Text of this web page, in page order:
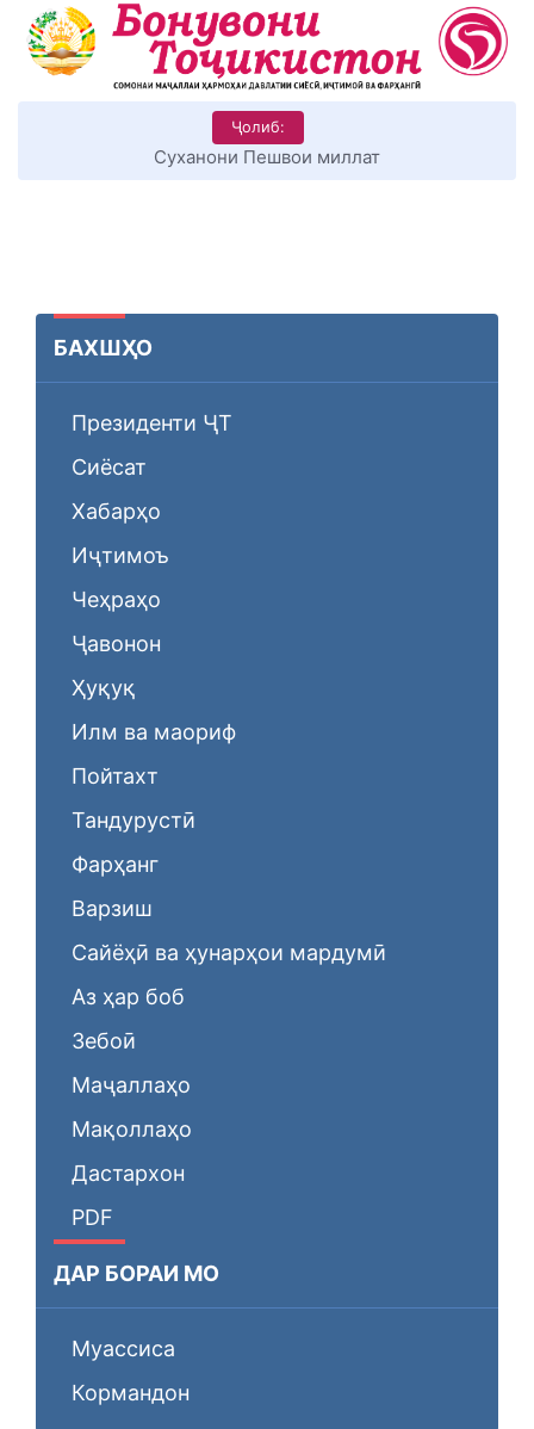
Ҷолиб:
КИТОБХОНИРО ДАР ХУД ТАШАККУЛ ДИҲЕМ
БАХШҲО
Президенти ҶТ
Сиёсат
Хабарҳо
Иҷтимоъ
Чеҳраҳо
Ҷавонон
Ҳуқуқ
Илм ва маориф
Пойтахт
Тандурустӣ
Фарҳанг
Варзиш
Сайёҳӣ ва ҳунарҳои мардумӣ
Аз ҳар боб
Зебоӣ
Маҷаллаҳо
Мақоллаҳо
Дастархон
PDF
ДАР БОРАИ МО
Муассиса
Кормандон